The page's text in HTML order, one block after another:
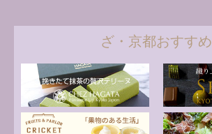
ざ・京都おすすめ